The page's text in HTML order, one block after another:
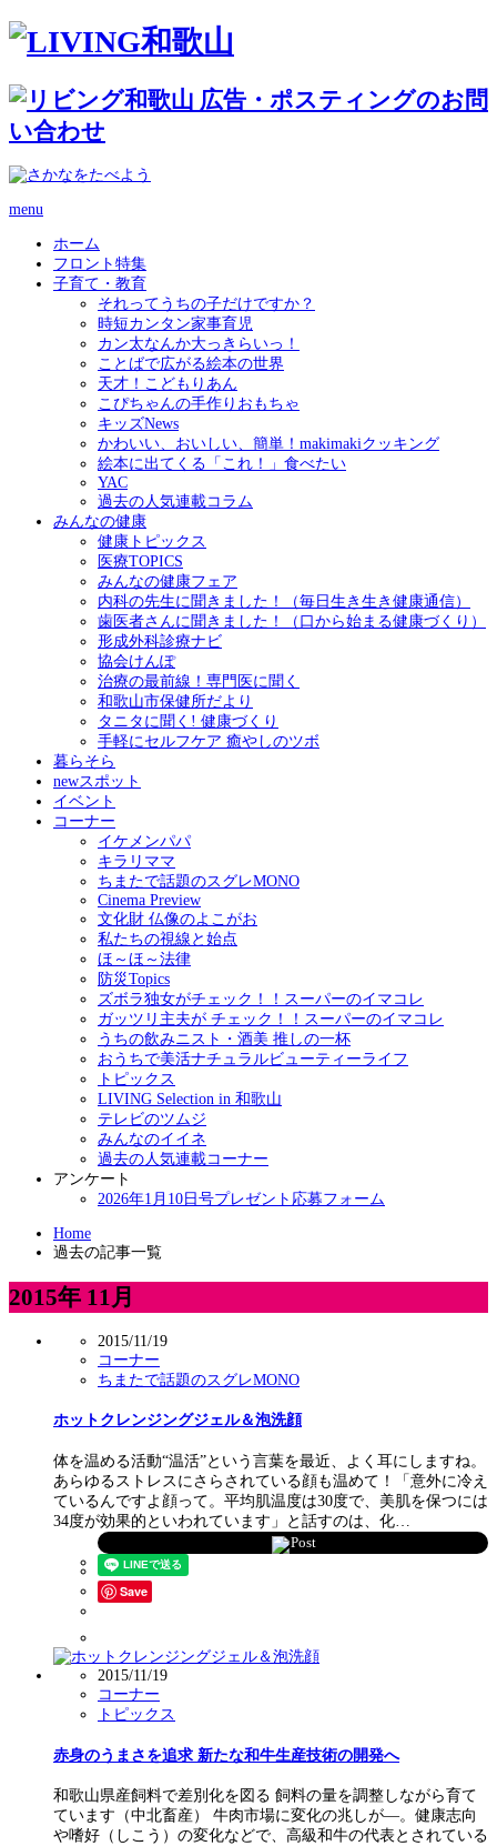
menu
ホーム
フロント特集
子育て・教育
それってうちの子だけですか？
時短カンタン家事育児
カン太なんか大っきらいっ！
ことばで広がる絵本の世界
天才！こどもりあん
こぴちゃんの手作りおもちゃ
キッズNews
かわいい、おいしい、簡単！makimakiクッキング
絵本に出てくる「これ！」食べたい
YAC
過去の人気連載コラム
みんなの健康
健康トピックス
医療TOPICS
みんなの健康フェア
内科の先生に聞きました！（毎日生き生き健康通信）
歯医者さんに聞きました！（口から始まる健康づくり）
形成外科診療ナビ
協会けんぽ
治療の最前線！専門医に聞く
和歌山市保健所だより
タニタに聞く! 健康づくり
手軽にセルフケア 癒やしのツボ
暮らそら
newスポット
イベント
コーナー
イケメンパパ
キラリママ
ちまたで話題のスグレMONO
Cinema Preview
文化財 仏像のよこがお
私たちの視線と始点
ほ～ほ～法律
防災Topics
ズボラ独女がチェック！！スーパーのイマコレ
ガッツリ主夫が チェック！！スーパーのイマコレ
うちの飲みニスト・酒美 推しの一杯
おうちで美活ナチュラルビューティーライフ
トピックス
LIVING Selection in 和歌山
テレビのツムジ
みんなのイイネ
過去の人気連載コーナー
アンケート
2026年1月10日号プレゼント応募フォーム
Home
過去の記事一覧
2015年 11月
2015/11/19
コーナー
ちまたで話題のスグレMONO
ホットクレンジングジェル＆泡洗顔
体を温める活動“温活”という言葉を最近、よく耳にしますね。
あらゆるストレスにさらされている顔も温めて！「意外に冷え
ているんですよ顔って。平均肌温度は30度で、美肌を保つには
34度が効果的といわれています」と話すのは、化…
Post
Save
2015/11/19
コーナー
トピックス
赤身のうまさを追求 新たな和牛生産技術の開発へ
和歌山県産飼料で差別化を図る 飼料の量を調整しながら育て
ています（中北畜産） 牛肉市場に変化の兆しが―。健康志向
や嗜好（しこう）の変化などで、高級和牛の代表とされている